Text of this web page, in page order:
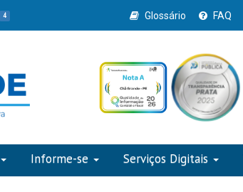
4 Glossário FAQ
Informe-se Serviços Digitais